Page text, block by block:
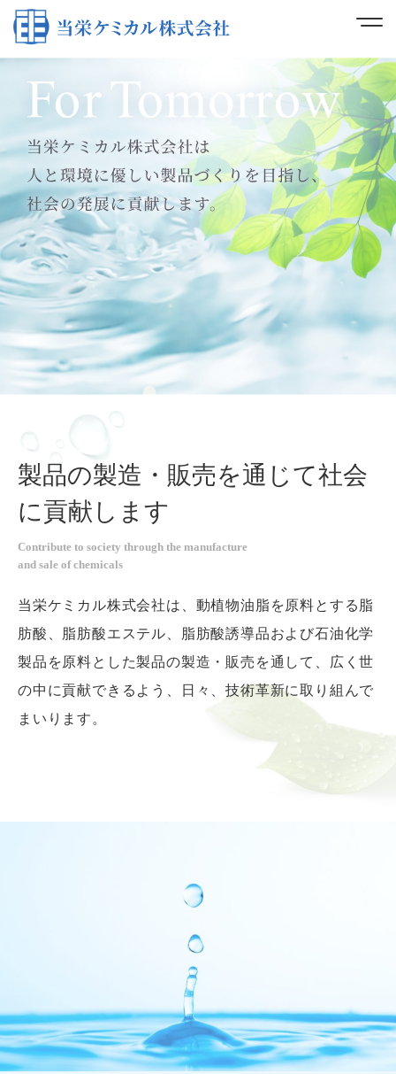
製品の製造・販売を通じて社会
に貢献します
Contribute to society through the manufacture
and sale of chemicals
当栄ケミカル株式会社は、動植物油脂を原料とする脂
肪酸、
脂肪酸エステル、脂肪酸誘導品および石油化学
製品を原料とした製品の製造・販売を通して、
広く世
の中に貢献できるよう、日々、技術革新に取り組んで
まいります。